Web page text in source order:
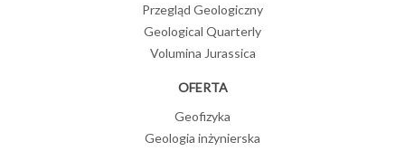
Przegląd Geologiczny
Geological Quarterly
Volumina Jurassica
OFERTA
Geofizyka
Geologia inżynierska